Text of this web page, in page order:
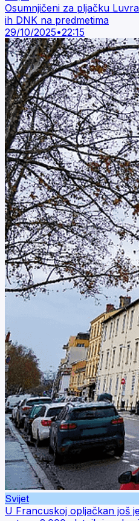
Osumnjičeni za pljačku
ih DNK na predmetima
29/10/2025•22:15
Svijet
U Francuskoj opljačkan još